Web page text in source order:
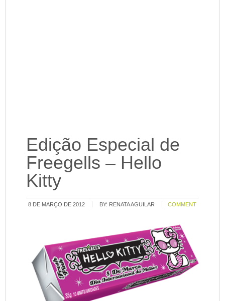
Edição Especial de
Freegells – Hello
Kitty
8 DE MARÇO DE 2012 BY: RENATA AGUILAR COMMENT